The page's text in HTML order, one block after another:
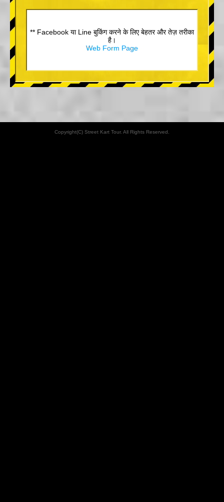
** Facebook या Line बुकिंग करने के लिए बेहतर और तेज़ तरीका
है।
Web Form Page
Copyright(C) Street Kart Tour. All Rights Reserved.